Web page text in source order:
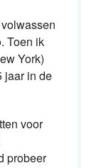
Toen ik
York)
jaar in de
voor
probeer